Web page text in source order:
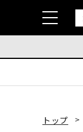
トップ